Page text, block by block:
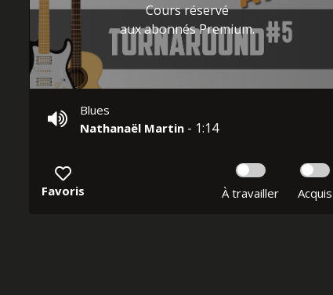
Cours réservé
aux abonnés Premium.
Blues
Nathanaël Martin - 1:14
Favoris À travailler Acquis